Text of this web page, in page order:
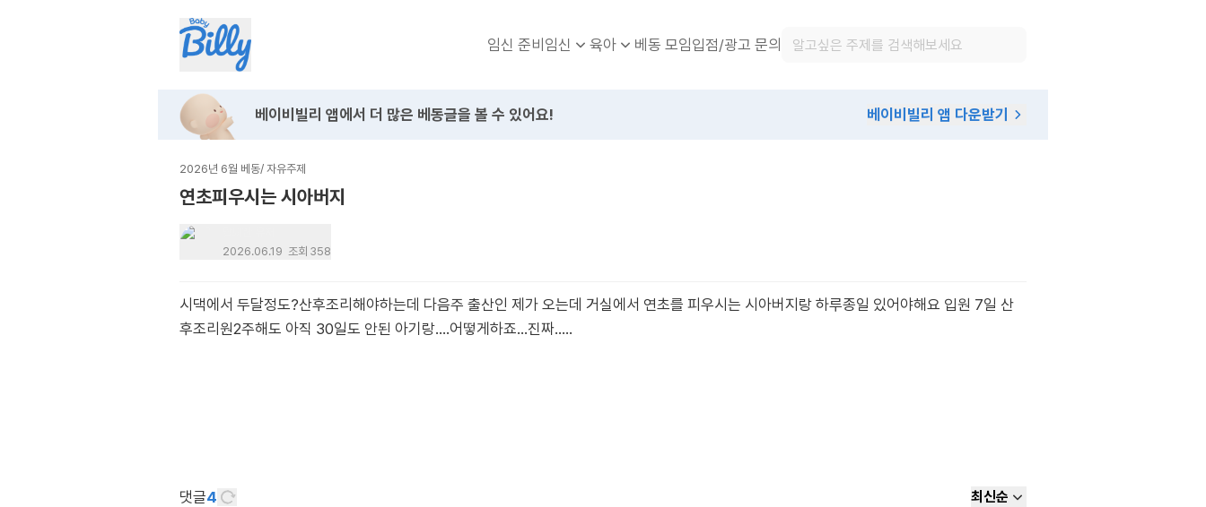
임신 준비임신 육아 베동 모임입점/광고 문의
베이비빌리 앱에서 더 많은 베동글을 볼 수 있어요! 베이비빌리 앱 다운받기
2026년 6월 베동/ 자유주제
연초피우시는 시아버지
2026.06.19 조회 358
시댁에서 두달정도?산후조리해야하는데 다음주 출산인 제가 오는데 거실에서 연초를 피우시는 시아버지랑 하루종일 있어야해요 입원 7일 산
후조리원2주해도 아직 30일도 안된 아기랑....어떻게하죠...진짜.....
댓글4 최신순